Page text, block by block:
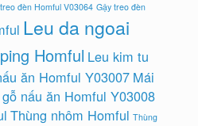
đèn Homful V03064 Gậy treo đèn
Leu da ngoai
Homful Leu kim tu
ăn Homful Y03007 Mái
nấu ăn Homful Y03008
Thùng nhôm Homful Thùng